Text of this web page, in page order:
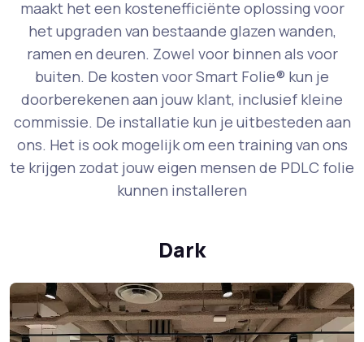
maakt het een kostenefficiënte oplossing voor
het upgraden van bestaande glazen wanden,
ramen en deuren. Zowel voor binnen als voor
buiten. De kosten voor Smart Folie® kun je
doorberekenen aan jouw klant, inclusief kleine
commissie. De installatie kun je uitbesteden aan
ons. Het is ook mogelijk om een training van ons
te krijgen zodat jouw eigen mensen de PDLC folie
kunnen installeren
Dark